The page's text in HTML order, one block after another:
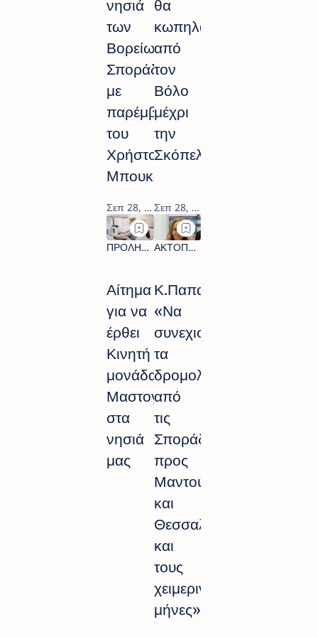
νησιά
των
Βορείων
Σποράδων
με
παρέμβαση
του
Χρήστου
Μπουκώρου
θα
κωπηλατήσει
από
τον
Βόλο
μέχρι
την
Σκόπελο
Αίτημα
για να
έρθει
Κινητή
μονάδα
Μαστογραφίας
στα
νησιά
μας
Κ.Παπανάτσιου:
«Να
συνεχιστούν
τα
δρομολόγια
από
τις
Σποράδες
προς
Μαντούδι
και
Θεσσαλονίκη
και
τους
χειμερινούς
μήνες»